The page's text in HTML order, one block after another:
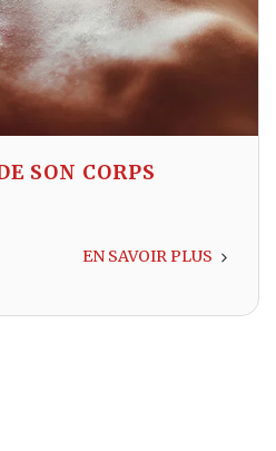
SON CORPS
EN SAVOIR PLUS